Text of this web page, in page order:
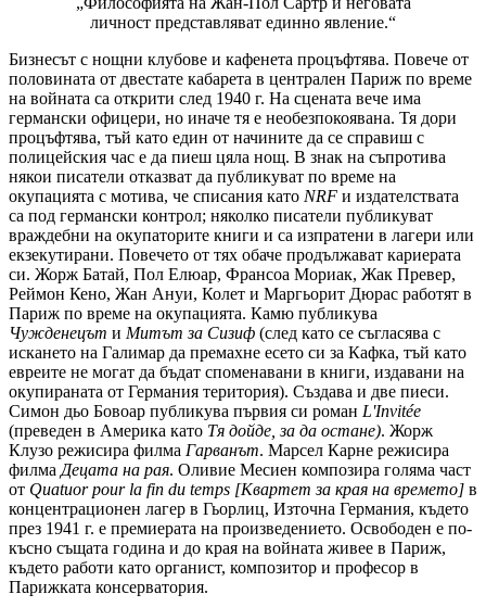
личност представляват единно явление.“
Бизнесът с нощни клубове и кафенета процъфтява. Повече от
половината от двестате кабарета в централен Париж по време
на войната са открити след 1940 г. На сцената вече има
германски офицери, но иначе тя е необезпокоявана. Тя дори
процъфтява, тъй като един от начините да се справиш с
полицейския час е да пиеш цяла нощ. В знак на съпротива
някои писатели отказват да публикуват по време на
окупацията с мотива, че списания като NRF и издателствата
са под германски контрол; няколко писатели публикуват
враждебни на окупаторите книги и са изпратени в лагери или
екзекутирани. Повечето от тях обаче продължават кариерата
си. Жорж Батай, Пол Елюар, Франсоа Мориак, Жак Превер,
Реймон Кено, Жан Ануи, Колет и Маргьорит Дюрас работят в
Париж по време на окупацията. Камю публикува
Чужденецът и Митът за Сизиф (след като се съгласява с
искането на Галимар да премахне есето си за Кафка, тъй като
евреите не могат да бъдат споменавани в книги, издавани на
окупираната от Германия територия). Създава и две пиеси.
Симон дьо Бовоар публикува първия си роман L'Invitée
(преведен в Америка като Тя дойде, за да остане). Жорж
Клузо режисира филма Гарванът. Марсел Карне режисира
филма Децата на рая. Оливие Месиен композира голяма част
от Quatuor pour la fin du temps [Квартет за края на времето] в
концентрационен лагер в Гьорлиц, Източна Германия, където
през 1941 г. е премиерата на произведението. Освободен е по-
късно същата година и до края на войната живее в Париж,
където работи като органист, композитор и професор в
Парижката консерватория.